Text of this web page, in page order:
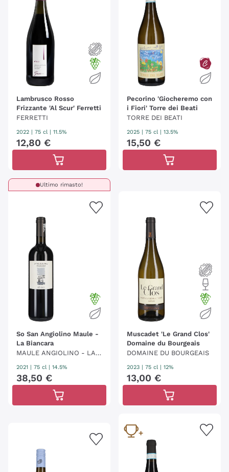
Lambrusco Rosso
Frizzante 'Al Scur' Ferretti
FERRETTI
2022 | 75 cl | 11.5%
12,80 €
Pecorino 'Giocheremo con
i Fiori' Torre dei Beati
TORRE DEI BEATI
2025 | 75 cl | 13.5%
15,50 €
Ultimo rimasto!
So San Angiolino Maule -
La Biancara
MAULE ANGIOLINO - LA B
IANCARA
2021 75 cl | 14.5%
38,50 €
Muscadet 'Le Grand Clos'
Domaine du Bourgeais
DOMAINE DU BOURGEAIS
2023 75 cl | 12%
13,00 €